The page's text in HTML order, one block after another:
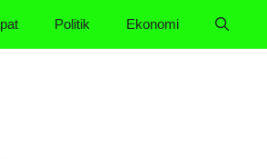
Politik Ekonomi